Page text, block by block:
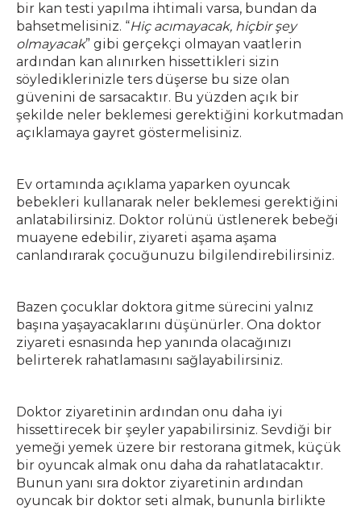
bir kan testi yapılma ihtimali varsa, bundan da
bahsetmelisiniz. “Hiç acımayacak, hiçbir şey
olmayacak” gibi gerçekçi olmayan vaatlerin
ardından kan alınırken hissettikleri sizin
söylediklerinizle ters düşerse bu size olan
güvenini de sarsacaktır. Bu yüzden açık bir
şekilde neler beklemesi gerektiğini korkutmadan
açıklamaya gayret göstermelisiniz.
Ev ortamında açıklama yaparken oyuncak
bebekleri kullanarak neler beklemesi gerektiğini
anlatabilirsiniz. Doktor rolünü üstlenerek bebeği
muayene edebilir, ziyareti aşama aşama
canlandırarak çocuğunuzu bilgilendirebilirsiniz.
Bazen çocuklar doktora gitme sürecini yalnız
başına yaşayacaklarını düşünürler. Ona doktor
ziyareti esnasında hep yanında olacağınızı
belirterek rahatlamasını sağlayabilirsiniz.
Doktor ziyaretinin ardından onu daha iyi
hissettirecek bir şeyler yapabilirsiniz. Sevdiği bir
yemeği yemek üzere bir restorana gitmek, küçük
bir oyuncak almak onu daha da rahatlatacaktır.
Bunun yanı sıra doktor ziyaretinin ardından
oyuncak bir doktor seti almak, bununla birlikte